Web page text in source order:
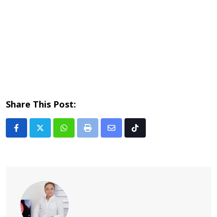
Share This Post:
Whatsapp
Print
Share Tiktok